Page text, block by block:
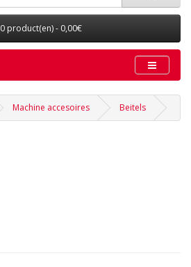
0 product(en) - 0,00€
Machine accesoires Beitels